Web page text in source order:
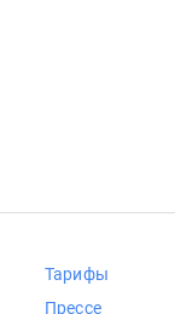
Тарифы
Прессе